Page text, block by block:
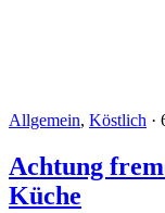
Allgemein, Köstlich ·
Achtung
Küche